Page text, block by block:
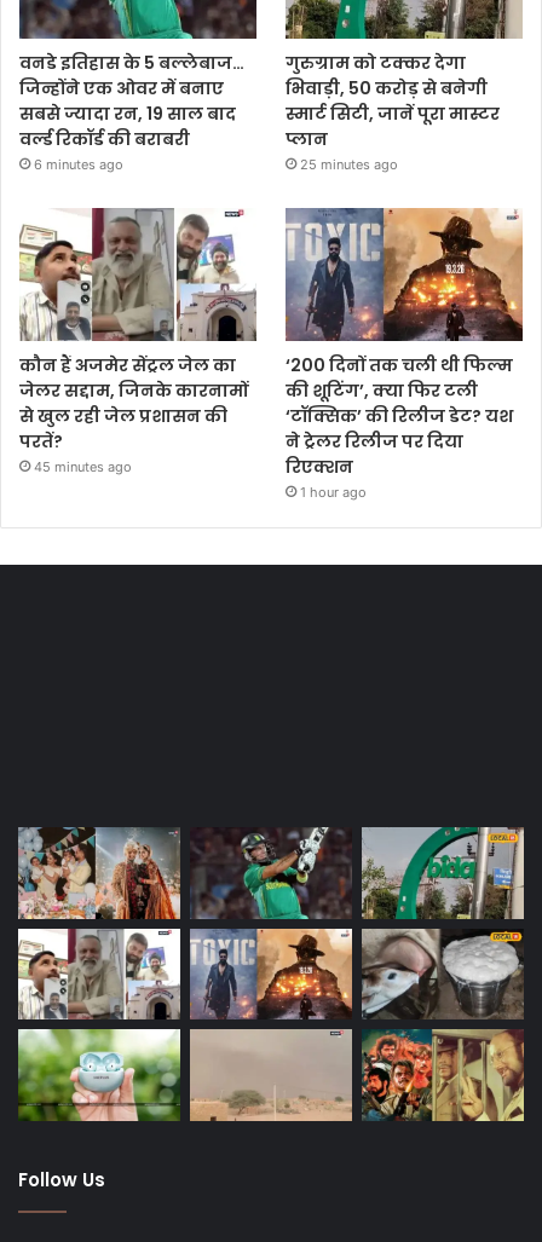
वनडे इतिहास के 5 बल्लेबाज…
जिन्होंने एक ओवर में बनाए
सबसे ज्यादा रन, 19 साल बाद
वर्ल्ड रिकॉर्ड की बराबरी
6 minutes ago
गुरुग्राम को टक्कर देगा
भिवाड़ी, 50 करोड़ से बनेगी
स्मार्ट सिटी, जानें पूरा मास्टर
प्लान
25 minutes ago
कौन हैं अजमेर सेंट्रल जेल का
जेलर सद्दाम, जिनके कारनामों
से खुल रही जेल प्रशासन की
परतें?
45 minutes ago
‘200 दिनों तक चली थी फिल्म
की शूटिंग’, क्या फिर टली
‘टॉक्सिक’ की रिलीज डेट? यश
ने ट्रेलर रिलीज पर दिया
रिएक्शन
1 hour ago
Follow Us